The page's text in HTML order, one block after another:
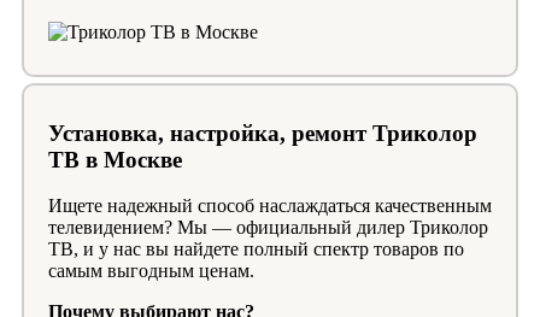
Установка, настройка, ремонт Триколор
ТВ в Москве
Ищете надежный способ наслаждаться качественным
телевидением? Мы — официальный дилер Триколор
ТВ, и у нас вы найдете полный спектр товаров по
самым выгодным ценам.
Почему выбирают нас?